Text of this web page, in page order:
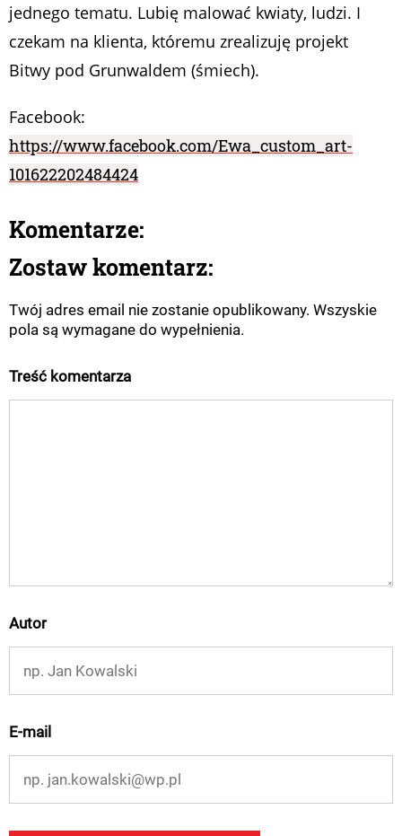
jednego tematu. Lubię malować kwiaty, ludzi. I
czekam na klienta, któremu zrealizuję projekt
Bitwy pod Grunwaldem (śmiech).
Facebook:
https://www.facebook.com/Ewa_custom_art-
101622202484424
Komentarze:
Zostaw komentarz:
Twój adres email nie zostanie opublikowany. Wszyskie
pola są wymagane do wypełnienia.
Treść komentarza
Autor
E-mail